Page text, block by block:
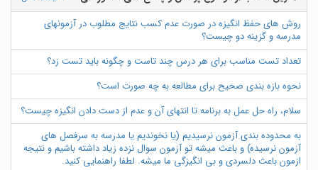
روش های حفظ انگیزه در صورت عدم کسب نتایج مطلوب در آزمونهای
مدرسه و گزینه دو چیست؟
تعداد تست مناسب برای هر درس چند تاست و چگونه باید تست زد؟
نحوه بازه بندی صحیح برای مطالعه به چه صورت است؟
سلام، راه حل عمل به برنامه تا انتهای آن و عدم از دست دادن انگیزه چیست؟
به محدوده بندی آزمون نرسیدیم (یا نخوندیم یا مدرسه به سرفصل های
آزمون نرسیده) و باعث میشه تو آزمون سوال نزده زیاد داشته باشیم و نتیجه
ازمون باعث دلسردی و بی انگیزگی ما میشه. لطفا راهنمایی کنید.